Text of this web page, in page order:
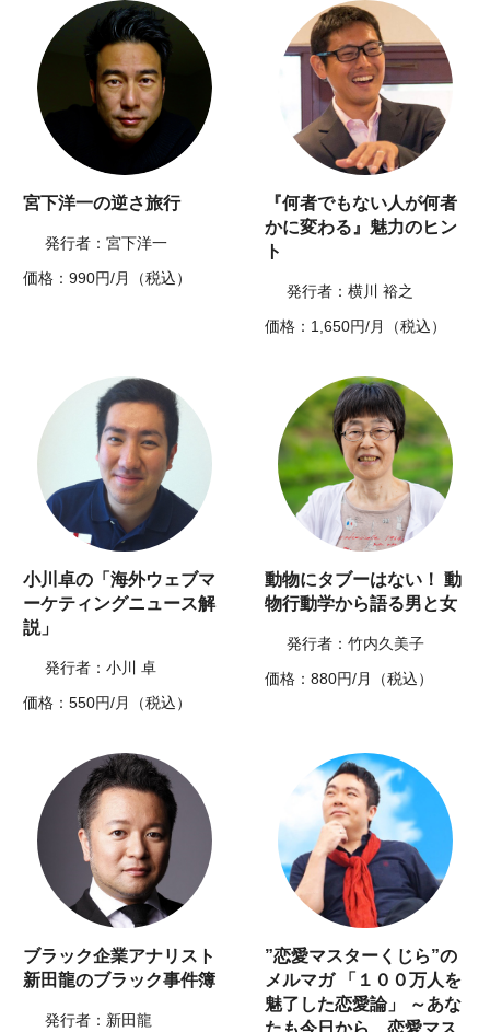
宮下洋一の逆さ旅行
発行者：宮下洋一
価格：990円/月（税込）
『何者でもない人が何者
かに変わる』魅力のヒン
ト
発行者：横川 裕之
価格：1,650円/月（税込）
小川卓の「海外ウェブマ
ーケティングニュース解
説」
発行者：小川 卓
価格：550円/月（税込）
動物にタブーはない！ 動
物行動学から語る男と女
発行者：竹内久美子
価格：880円/月（税込）
ブラック企業アナリスト
新田龍のブラック事件簿
発行者：新田龍
”恋愛マスターくじら”の
メルマガ 「１００万人を
魅了した恋愛論」 ～あな